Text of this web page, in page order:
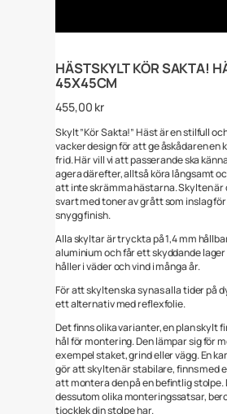
HÄSTSKYLT KÖR SAKTA!
45X45CM
455,00 kr
Skylt ”Kör Sakta!” Häst är en stilfull
vacker design för att ge åskådaren en
frid. Här vill vi att passerande ska
agera därefter, alltså köra långsamt
att inte skrämma hästarna. Skylten är
svart med toner av grått som inslag
snygg finish.
Alla skyltar är tryckta på 1,4 mm
aluminium och får ett skyddande
håller i väder och vind i många år.
För att skylten ska synas alla tider på
ett alternativ med reflexfolie.
Det finns olika varianter, en plan skylt
hål för montering. Den lämpar sig för
exempel staket, grind eller vägg. En
gör att skylten är stabilare, finns med
att montera den på en befintlig stolpe.
dessutom olika monteringssatsar,
tjocklek din stolpe har.